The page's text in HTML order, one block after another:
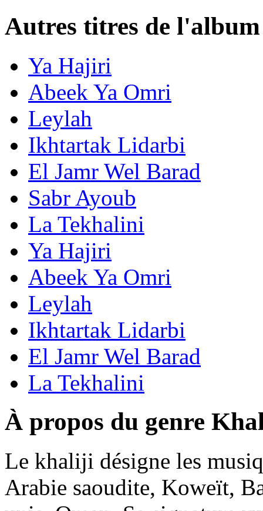
Autres titres de
Ya Hajiri
Abeek Ya Omri
Leylah
Ikhtartak Lidarbi
El Jamr Wel Barad
Sabr Ayoub
La Tekhalini
Ya Hajiri
Abeek Ya Omri
Leylah
Ikhtartak Lidarbi
El Jamr Wel Barad
La Tekhalini
À propos du genre
Le khaliji désigne les
Arabie saoudite, Koweït,